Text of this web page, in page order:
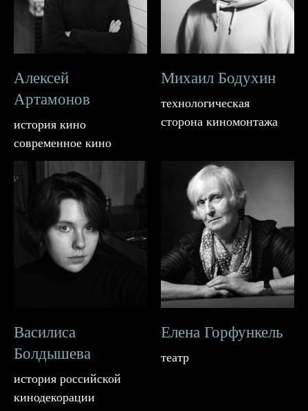
Алексей
Артамонов
история кино
современное кино
Михаил Бодухин
технологическая
сторона киномонтажа
Василиса
Болдышева
история российской
кинодекорации
Елена Горфункель
театр